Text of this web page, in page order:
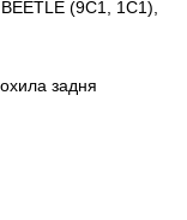
(9C1, 1C1),
задня